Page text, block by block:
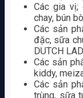
Các gia vị;
chay, bún
Các sản
đặc, sữa
DUTCH
Các sản
kiddy,
Các sản
trùng, sữa